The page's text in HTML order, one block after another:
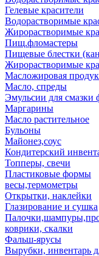
Гелевые красители
Водорастворимые
Жирорастворимые
Пищ.фломастеры
Пищевые блестки
Жирорастворимые
Масложировая
Масло, спреды
Эмульсии для смазки
Маргарины
Масло растительное
Бульоны
Майонез,соус
Кондитерский
Топперы, свечи
Пластиковые формы
весы,термометры
Открытки, наклейки
Глазирование и сушка
коврики, скалки
Фальш-ярусы
Вырубки, инвентарь